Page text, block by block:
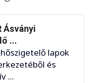
Ásványi
...
lapok
és
...